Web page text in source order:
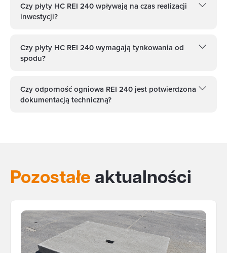
Czy płyty HC REI 240 wpływają na czas realizacji
inwestycji?
Czy płyty HC REI 240 wymagają tynkowania od
spodu?
Czy odporność ogniowa REI 240 jest potwierdzona
dokumentacją techniczną?
Pozostałe aktualności